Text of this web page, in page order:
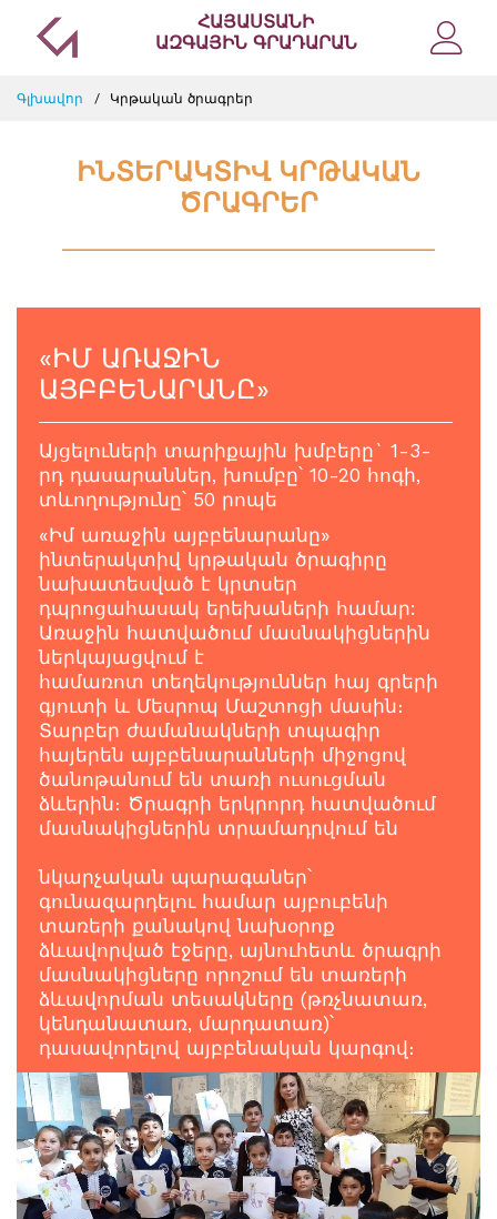
ՀԱՅԱՍՏԱՆԻ
ԱԶԳԱՅԻՆ ԳՐԱԴԱՐԱՆ
Գլխավոր Կրթական ծրագրեր
ԻՆՏԵՐԱԿՏԻՎ ԿՐԹԱԿԱՆ
ԾՐԱԳՐԵՐ
«ԻՄ ԱՌԱՋԻՆ
ԱՅԲԲԵՆԱՐԱՆԸ»
Այցելուների տարիքային խմբերը` 1-3-
րդ դասարաններ, խումբը՝ 10-20 հոգի,
տևողությունը՝ 50 րոպե
«Իմ առաջին այբբենարանը»
ինտերակտիվ կրթական ծրագիրը
նախատեսված է կրտսեր
դպրոցահասակ երեխաների համար:
Առաջին հատվածում մասնակիցներին
ներկայացվում է
համառոտ տեղեկություններ հայ գրերի
գյուտի և Մեսրոպ Մաշտոցի մասին։
Տարբեր ժամանակների տպագիր
հայերեն այբբենարանների միջոցով
ծանոթանում են տառի ուսուցման
ձևերին։ Ծրագրի երկրորդ հատվածում
մասնակիցներին տրամադրվում են
նկարչական պարագաներ՝
գունազարդելու համար այբուբենի
տառերի քանակով նախօրոք
ձևավորված էջերը, այնուհետև ծրագրի
մասնակիցները որոշում են տառերի
ձևավորման տեսակները (թռչնատառ,
կենդանատառ, մարդատառ)՝
դասավորելով այբբենական կարգով։